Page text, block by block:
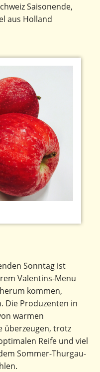
Saisonende,
aus Holland
Sonntag ist
Valentins-Menu
kommen,
Die Produzenten in
warmen
überzeugen, trotz
Reife und viel
Sommer-Thurgau-